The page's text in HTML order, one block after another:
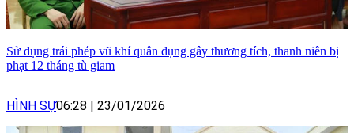
Sử dụng trái phép vũ khí quân dụng gây thương tích, thanh niên bị
phạt 12 tháng tù giam
HÌNH SỰ06:28 | 23/01/2026